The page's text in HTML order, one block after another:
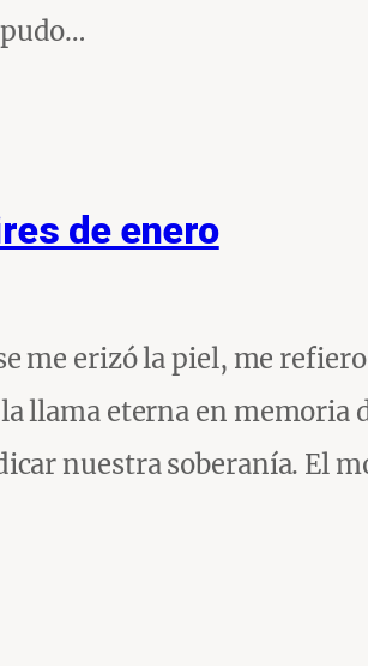
de enero
me erizó la piel, me
llama eterna en memoria
nuestra soberanía. El